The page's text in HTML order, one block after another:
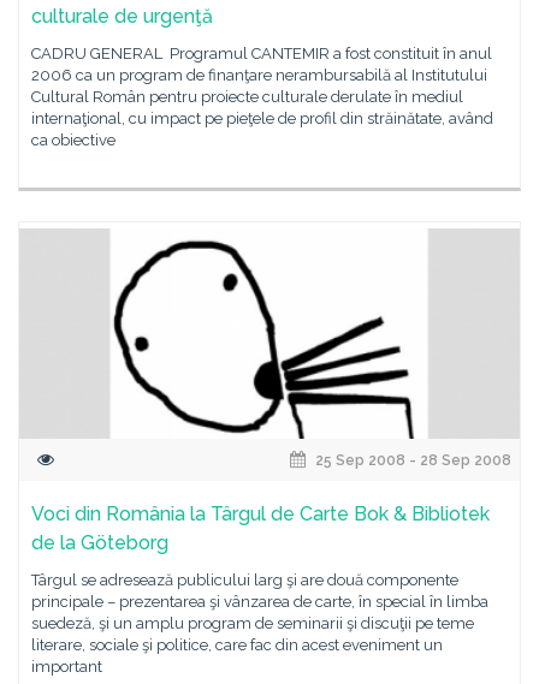
culturale de urgenţă
CADRU GENERAL Programul CANTEMIR a fost constituit în anul
2006 ca un program de finanţare nerambursabilă al Institutului
Cultural Român pentru proiecte culturale derulate în mediul
internaţional, cu impact pe pieţele de profil din străinătate, având
ca obiective
25 Sep 2008 - 28 Sep 2008
Voci din România la Târgul de Carte Bok & Bibliotek
de la Göteborg
Târgul se adresează publicului larg şi are două componente
principale – prezentarea şi vânzarea de carte, în special în limba
suedeză, şi un amplu program de seminarii şi discuţii pe teme
literare, sociale şi politice, care fac din acest eveniment un
important